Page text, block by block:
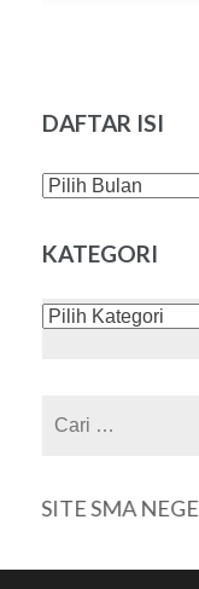
DAFTAR ISI
DAFTAR
KATEGORI
KATEGORI
SMA NEGERI